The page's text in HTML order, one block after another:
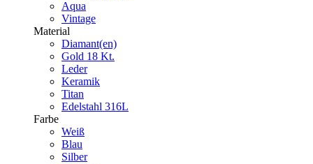
Aqua
Vintage
Material
Diamant(en)
Gold 18 Kt.
Leder
Keramik
Titan
Edelstahl 316L
Farbe
Weiß
Blau
Silber